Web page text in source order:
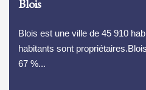
Blois
Blois est une ville de 45 910
habitants sont
67 %...